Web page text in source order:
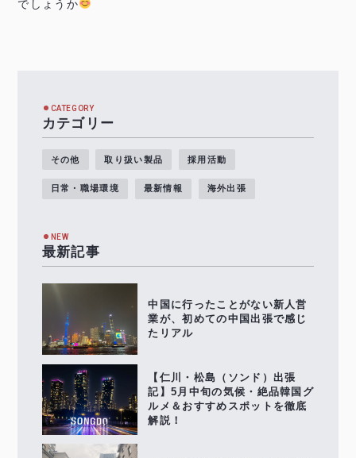
でしょうか
CATEGORY
カテゴリー
その他 取り扱い製品 採用活動
日常・職場環境 最新情報 海外出張
NEW
最新記事
中国に行ったことがない新人営
業が、初めての中国出張で感じ
たリアル
【仁川・松島（ソンド）出張
記】5月中旬の気候・絶品韓国グ
ルメ＆おすすめスポットを徹底
解説！